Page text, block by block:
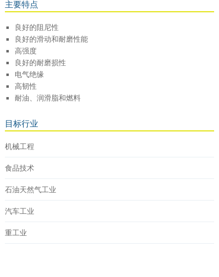
主要特点
良好的阻尼性
良好的滑动和耐磨性能
高强度
良好的耐磨损性
电气绝缘
高韧性
耐油、润滑脂和燃料
目标行业
机械工程
食品技术
石油天然气工业
汽车工业
重工业